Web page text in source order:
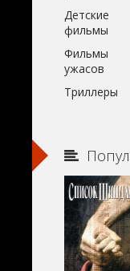
Детские
фильмы
Фильмы
ужасов
Триллеры